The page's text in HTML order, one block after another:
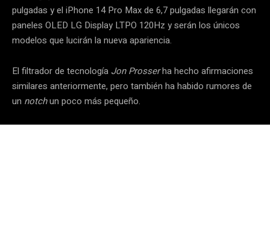
pulgadas y el iPhone 14 Pro Max de 6,7 pulgadas llegarán con
paneles OLED LG Display LTPO 120Hz y serán los únicos
modelos que lucirán la nueva apariencia.
El filtrador de tecnología Jon Prosserha hecho afirmaciones
similares anteriormente, pero también ha habido rumores de
un notchun poco más pequeño.